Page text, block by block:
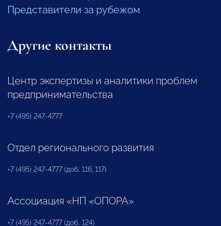
Представители за рубежом
Другие контакты
Центр экспертизы и аналитики проблем
предпринимательства
+7 (495) 247-4777
Отдел регионального развития
+7 (495) 247-4777 (доб. 116, 117)
Ассоциация «НП «ОПОРА»
+7 (495) 247-4777 (доб. 124)